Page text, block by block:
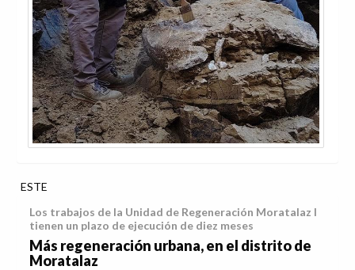
ESTE
Los trabajos de la Unidad de Regeneración Moratalaz I
tienen un plazo de ejecución de diez meses
Más regeneración urbana, en el distrito de
Moratalaz